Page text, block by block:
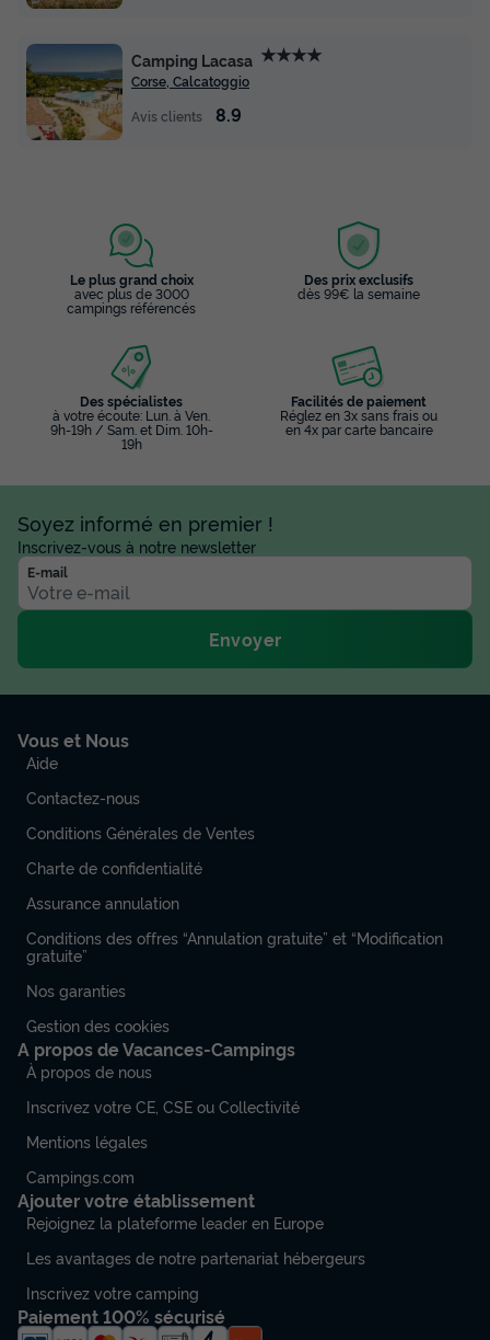
Camping Lacasa ★★★★
Corse, Calcatoggio
Avis clients
8.9
Le plus grand choix
avec plus de 3000
campings référencés
Des prix exclusifs
dès 99€ la semaine
Des spécialistes
à votre écoute: Lun. à Ven.
9h-19h / Sam. et Dim. 10h-
19h
Facilités de paiement
Réglez en 3x sans frais ou
en 4x par carte bancaire
Soyez informé en premier !
Inscrivez-vous à notre newsletter
E-mail
Envoyer
Vous et Nous
Aide
Contactez-nous
Conditions Générales de Ventes
Charte de confidentialité
Assurance annulation
Conditions des offres “Annulation gratuite” et “Modification
gratuite”
Nos garanties
Gestion des cookies
A propos de Vacances-Campings
À propos de nous
Inscrivez votre CE, CSE ou Collectivité
Mentions légales
Campings.com
Ajouter votre établissement
Rejoignez la plateforme leader en Europe
Les avantages de notre partenariat hébergeurs
Inscrivez votre camping
Paiement 100% sécurisé